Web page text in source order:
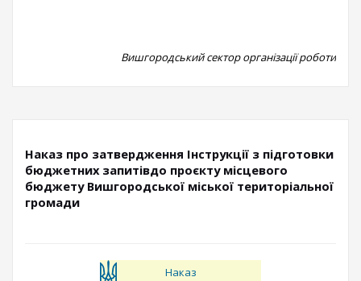
Вишгородський сектор організації роботи
Наказ про затвердження Інструкції з підготовки
бюджетних запитівдо проєкту місцевого
бюджету Вишгородської міської територіальної
громади
Наказ